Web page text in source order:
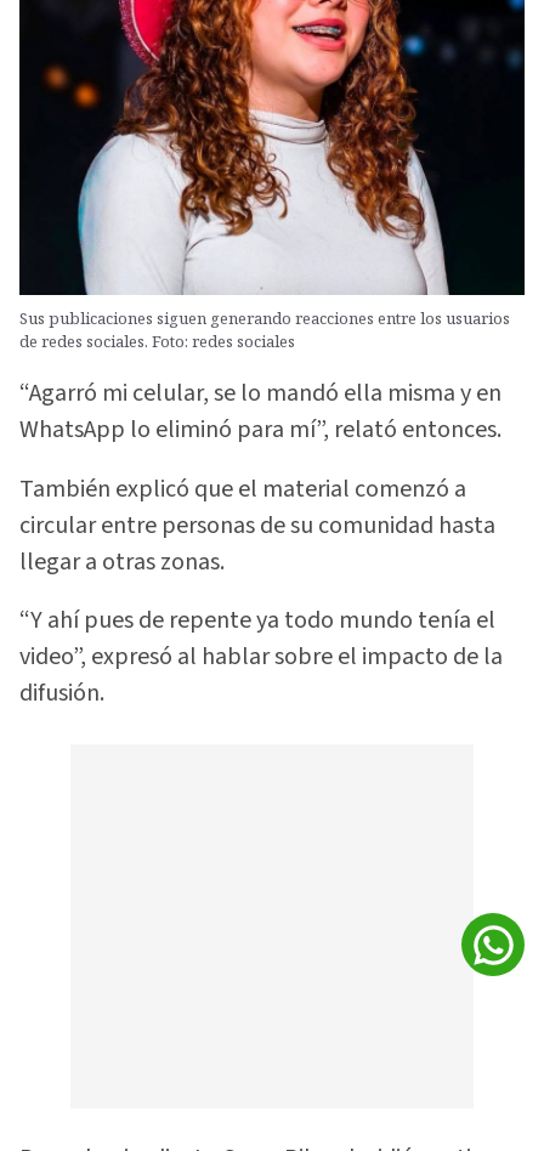
Sus publicaciones siguen generando reacciones entre los usuarios
de redes sociales. Foto: redes sociales
“Agarró mi celular, se lo mandó ella misma y en
WhatsApp lo eliminó para mí”, relató entonces.
También explicó que el material comenzó a
circular entre personas de su comunidad hasta
llegar a otras zonas.
“Y ahí pues de repente ya todo mundo tenía el
video”, expresó al hablar sobre el impacto de la
difusión.